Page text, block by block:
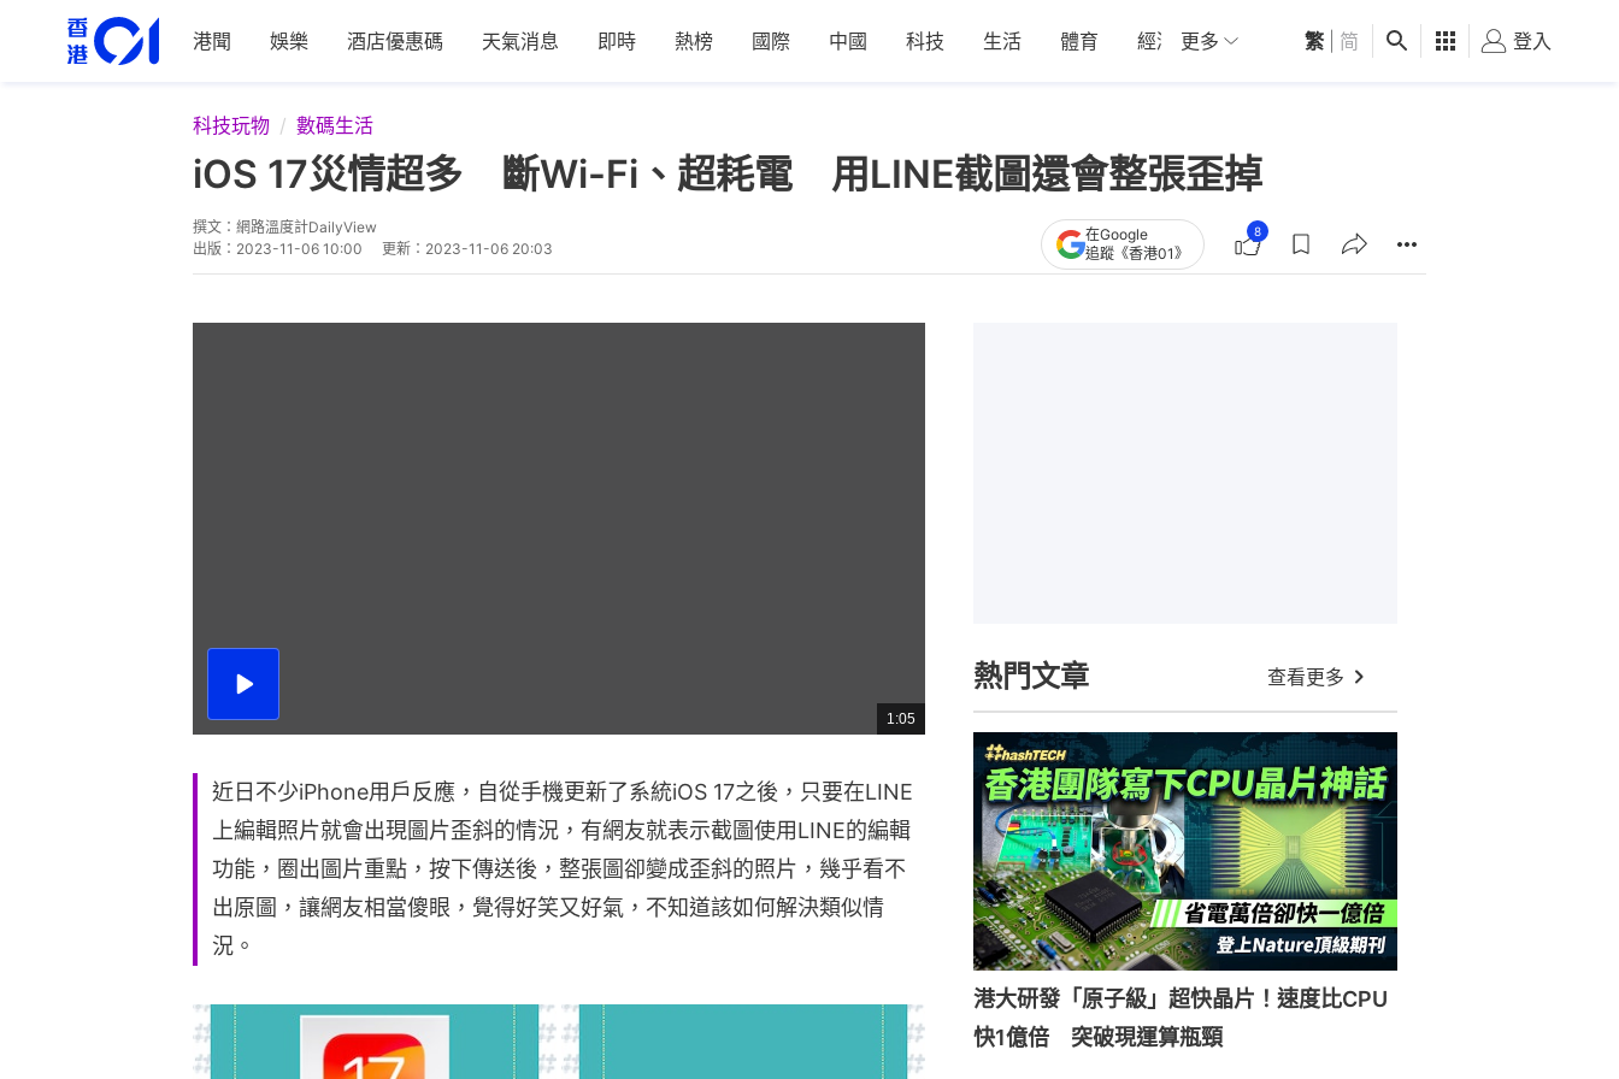
港聞 娛樂 酒店優惠碼 天氣消息 即時 熱榜 國際 中國 科技 生活 體育 經濟 01深圳 觀點 健康 好食玩飛
更多 繁 简 登入
科技玩物 數碼生活
iOS 17災情超多 斷Wi-Fi、超耗電 用LINE截圖還會整張歪掉
撰文： 網路溫度計DailyView
出版： 2023-11-06 10:00 更新： 2023-11-06 20:03
在Google
追蹤《香港01》
8
播
總
共
1:05
近日不少iPhone用戶反應，自從手機更新了系統iOS 17之後，只要在LINE
上編輯照片就會出現圖片歪斜的情況，有網友就表示截圖使用LINE的編輯
功能，圈出圖片重點，按下傳送後，整張圖卻變成歪斜的照片，幾乎看不
出原圖，讓網友相當傻眼，覺得好笑又好氣，不知道該如何解決類似情
況。
熱門文章 查看更多
港大研發「原子級」超快晶片！速度比CPU
快1億倍 突破現運算瓶頸